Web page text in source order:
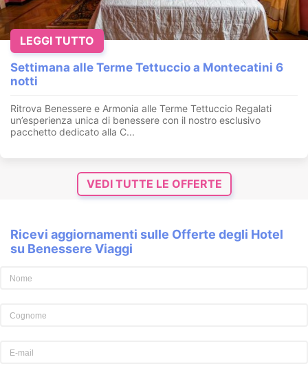
Settimana alle Terme Tettuccio a Montecatini 6
notti
Ritrova Benessere e Armonia alle Terme Tettuccio Regalati
un’esperienza unica di benessere con il nostro esclusivo
pacchetto dedicato alla C...
LEGGI TUTTO
VEDI TUTTE LE OFFERTE
Ricevi aggiornamenti sulle Offerte degli Hotel
su Benessere Viaggi